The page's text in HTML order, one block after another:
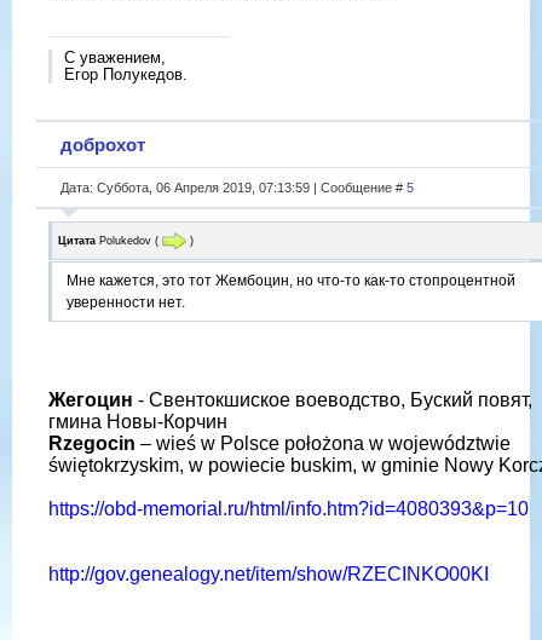
С уважением,
Егор Полукедов.
доброхот
Дата: Суббота, 06 Апреля 2019, 07:13:59 | Сообщение # 5
Цитата Polukedov ( )
Мне кажется, это тот Жембоцин, но что-то как-то стопроцентной
уверенности нет.
Жегоцин - Свентокшиское воеводство, Буский повят,
гмина Новы-Корчин
Rzegocin – wieś w Polsce położona w województwie
świętokrzyskim, w powiecie buskim, w gminie Nowy
https://obd-memorial.ru/html/info.htm?id=4080393&p=10
http://gov.genealogy.net/item/show/RZECINKO00KI